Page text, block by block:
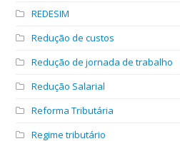
REDESIM
Redução de custos
Redução de jornada de trabalho
Redução Salarial
Reforma Tributária
Regime tributário